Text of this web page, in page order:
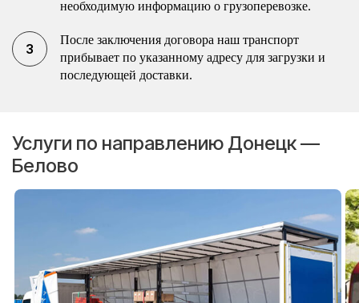
необходимую информацию о грузоперевозке.
После заключения договора наш транспорт
прибывает по указанному адресу для загрузки и
последующей доставки.
Услуги по направлению Донецк —
Белово